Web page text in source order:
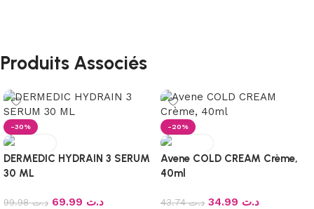
Produits Associés
-30%
DERMEDIC HYDRAIN 3 SERUM
30 ML
د.ت99.98 د.ت
-20%
Avene COLD CREAM Crème,
40ml
د.ت43.74 د.ت